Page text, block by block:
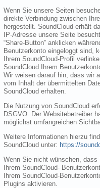
Wenn Sie unsere Seiten
direkte Verbindung zwischen
hergestellt. SoundCloud erhält
IP-Adresse unsere Seite
“Share-Button” anklicken
Benutzerkonto eingeloggt sind,
Ihrem SoundCloud-Profil
SoundCloud Ihrem
Wir weisen darauf hin, dass wir
vom Inhalt der übermittelten
SoundCloud erhalten.
Die Nutzung von SoundCloud
DSGVO. Der Websitebetreiber
möglichst umfangreichen
Weitere Informationen hierzu
SoundCloud unter: https://
Wenn Sie nicht wünschen,
Ihrem SoundCloud-
Ihrem SoundCloud-
Plugins aktivieren.